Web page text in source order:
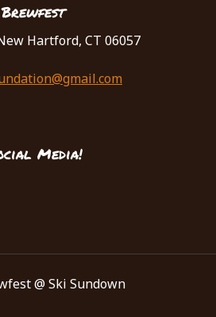
Hartford, CT 06057
Media!
@ Ski Sundown